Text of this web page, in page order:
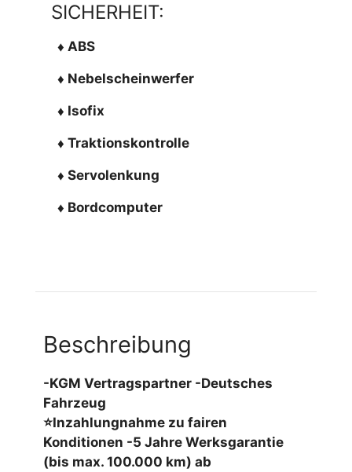
SICHERHEIT:
♦ ABS
♦ Nebelscheinwerfer
♦ Isofix
♦ Traktionskontrolle
♦ Servolenkung
♦ Bordcomputer
Beschreibung
-KGM Vertragspartner -Deutsches
Fahrzeug
⭐Inzahlungnahme zu fairen
Konditionen -5 Jahre Werksgarantie
(bis max. 100.000 km) ab